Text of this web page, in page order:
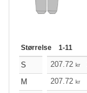
Størrelse 1-11
S 207.72 kr
M
207.72 kr